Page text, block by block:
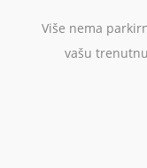
Više nema
vašu